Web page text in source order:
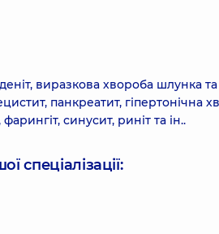
виразкова хвороба шлунка та
панкреатит, гіпертонічна
синусит, риніт та ін..
спеціалізації: